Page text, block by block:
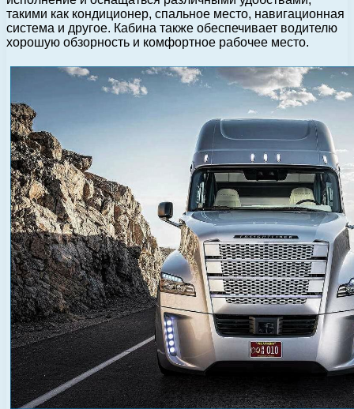
такими как кондиционер, спальное место, навигационная
система и другое. Кабина также обеспечивает водителю
хорошую обзорность и комфортное рабочее место.